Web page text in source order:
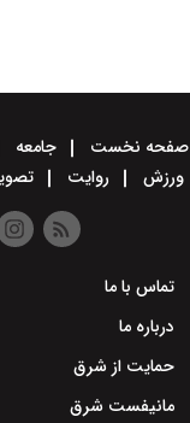
صفحه نخست جامعه
ورزش
روایت
تماس با ما
درباره ما
حمایت از شرق
مانیفست شرق